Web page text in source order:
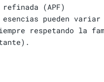
(APF)
pueden variar
respetando la